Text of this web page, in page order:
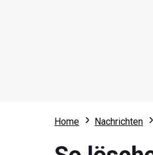
Home Nachrichten